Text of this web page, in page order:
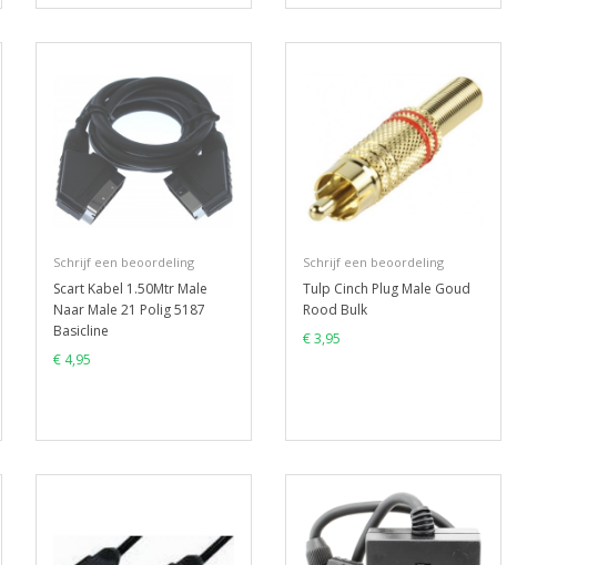
Schrijf een beoordeling
Scart Kabel 1.50Mtr Male
Naar Male 21 Polig 5187
Basicline
€ 4,95
Schrijf een beoordeling
Tulp Cinch Plug Male Goud
Rood Bulk
€ 3,95